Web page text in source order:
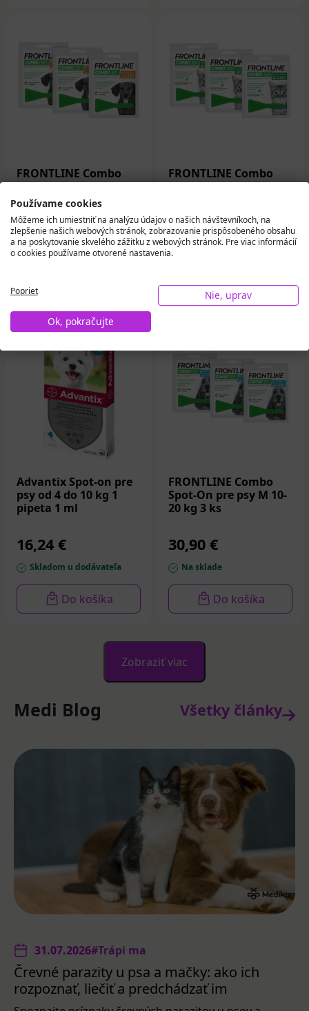
FRONTLINE Combo
Spot-On pre psy S 2-10
kg 3 ks
27,90 €
Na sklade
FRONTLINE Combo
Spot-On pre mačky a
28,23 €
Do košíka
Advantix Spot-on pre
psy od 4 do 10 kg 1
pipeta 1 ml
16,24 €
Skladom u dodávateľa
Do košíka
FRONTLINE Combo
Spot-On pre psy M 10-
20 kg 3 ks
30,90 €
Na sklade
Do košíka
Zobraziť viac
Medi Blog Všetky články
31.07.2026#Trápi ma
Črevné parazity u psa a mačky: ako ich
rozpoznať, liečiť a predchádzať im
Používame cookies
Môžeme ich umiestniť na analýzu údajov o našich návštevníkoch, na
zlepšenie našich webových stránok, zobrazovanie prispôsobeného obsahu
a na poskytovanie skvelého zážitku z webových stránok. Pre viac informácií
o cookies používame otvorené nastavenia.
Poprieť
Nie, uprav
Ok, pokračujte